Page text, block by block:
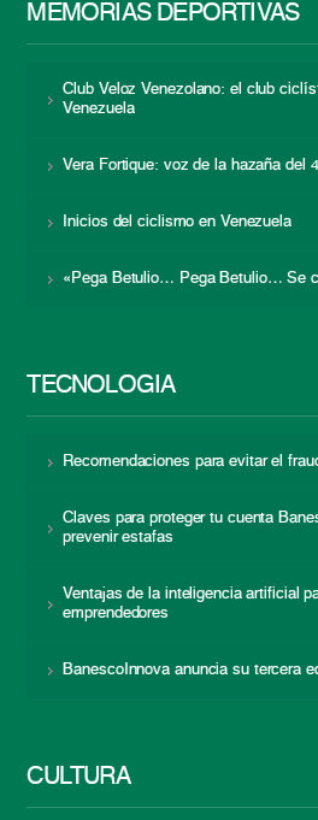
MEMORIAS DEPORTIVAS
Club Veloz Venezolano: el club
Venezuela
Vera Fortique: voz de la hazaña del
Inicios del ciclismo en Venezuela
«Pega Betulio… Pega Betulio… Se
TECNOLOGÍA
Recomendaciones para evitar el
Claves para proteger tu cuenta
prevenir estafas
Ventajas de la inteligencia artificial
emprendedores
BanescoInnova anuncia su tercera
CULTURA